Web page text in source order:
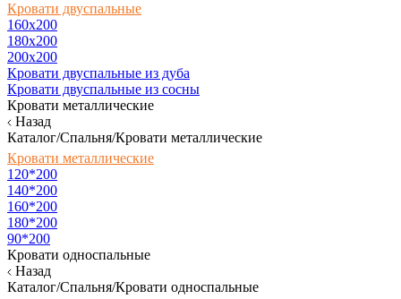
Кровати двуспальные
160х200
180x200
200x200
Кровати двуспальные из дуба
Кровати двуспальные из сосны
Кровати металлические
Назад
Каталог/Спальня/Кровати металлические
Кровати металлические
120*200
140*200
160*200
180*200
90*200
Кровати односпальные
Назад
Каталог/Спальня/Кровати односпальные